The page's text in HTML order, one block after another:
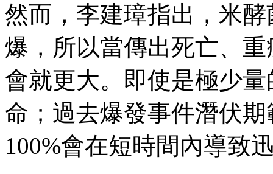
然而，李建璋指出，米
爆，所以當傳出死亡、
會就更大。即使是極少
命；過去爆發事件潛伏
100%會在短時間內導致